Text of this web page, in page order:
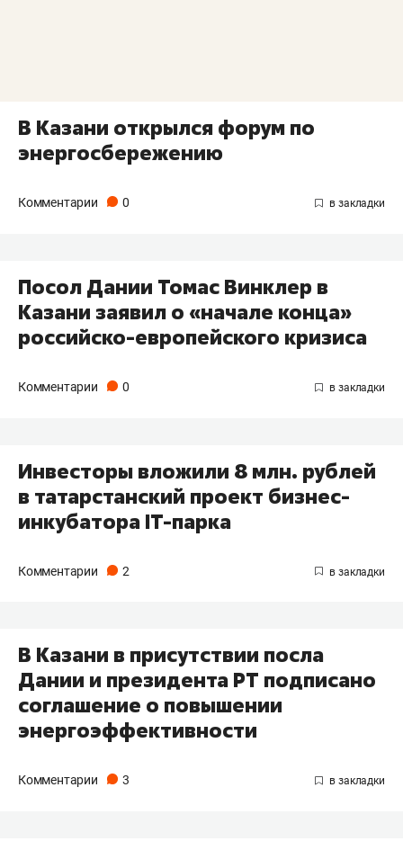
В Казани открылся форум по
энергосбережению
Комментарии 0
Посол Дании Томас Винклер в
Казани заявил о «начале конца»
российско-европейского кризиса
Комментарии 0
Инвесторы вложили 8 млн. рублей
в татарстанский проект бизнес-
инкубатора IT-парка
Комментарии 2
В Казани в присутствии посла
Дании и президента РТ подписано
соглашение о повышении
энергоэффективности
Комментарии 3